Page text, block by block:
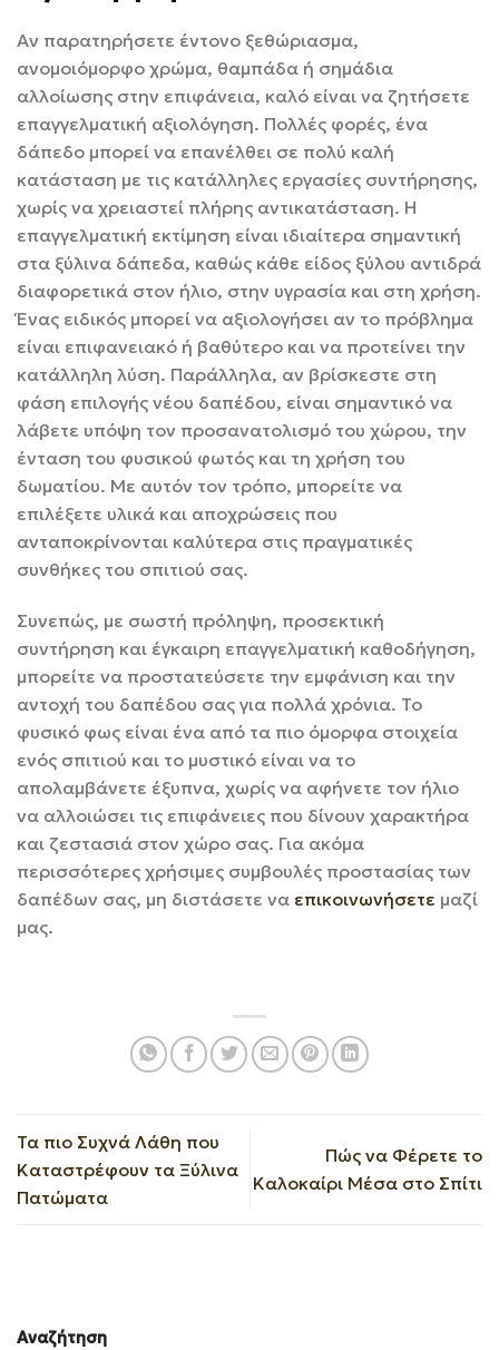
Αν παρατηρήσετε έντονο ξεθώριασμα,
ανομοιόμορφο χρώμα, θαμπάδα ή σημάδια
αλλοίωσης στην επιφάνεια, καλό είναι να ζητήσετε
επαγγελματική αξιολόγηση. Πολλές φορές, ένα
δάπεδο μπορεί να επανέλθει σε πολύ καλή
κατάσταση με τις κατάλληλες εργασίες συντήρησης,
χωρίς να χρειαστεί πλήρης αντικατάσταση. Η
επαγγελματική εκτίμηση είναι ιδιαίτερα σημαντική
στα ξύλινα δάπεδα, καθώς κάθε είδος ξύλου αντιδρά
διαφορετικά στον ήλιο, στην υγρασία και στη χρήση.
Ένας ειδικός μπορεί να αξιολογήσει αν το πρόβλημα
είναι επιφανειακό ή βαθύτερο και να προτείνει την
κατάλληλη λύση. Παράλληλα, αν βρίσκεστε στη
φάση επιλογής νέου δαπέδου, είναι σημαντικό να
λάβετε υπόψη τον προσανατολισμό του χώρου, την
ένταση του φυσικού φωτός και τη χρήση του
δωματίου. Με αυτόν τον τρόπο, μπορείτε να
επιλέξετε υλικά και αποχρώσεις που
ανταποκρίνονται καλύτερα στις πραγματικές
συνθήκες του σπιτιού σας.
Συνεπώς, με σωστή πρόληψη, προσεκτική
συντήρηση και έγκαιρη επαγγελματική καθοδήγηση,
μπορείτε να προστατεύσετε την εμφάνιση και την
αντοχή του δαπέδου σας για πολλά χρόνια. Το
φυσικό φως είναι ένα από τα πιο όμορφα στοιχεία
ενός σπιτιού και το μυστικό είναι να το
απολαμβάνετε έξυπνα, χωρίς να αφήνετε τον ήλιο
να αλλοιώσει τις επιφάνειες που δίνουν χαρακτήρα
και ζεστασιά στον χώρο σας. Για ακόμα
περισσότερες χρήσιμες συμβουλές προστασίας των
δαπέδων σας, μη διστάσετε να επικοινωνήσετε μαζί
μας.
Τα πιο Συχνά Λάθη που
Καταστρέφουν τα Ξύλινα
Πατώματα
Πώς να Φέρετε το
Καλοκαίρι Μέσα στο Σπίτι
Αναζήτηση